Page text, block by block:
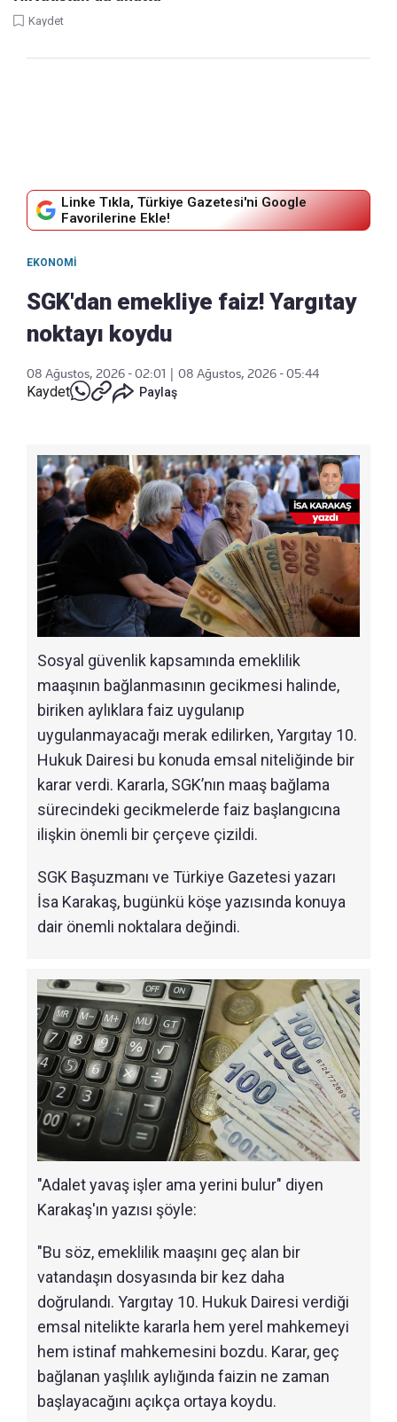
Kaydet
Linke Tıkla, Türkiye Gazetesi'ni Google
Favorilerine Ekle!
EKONOMI
SGK'dan emekliye faiz! Yargıtay
noktayı koydu
08 Ağustos, 2026 - 02:01 08 Ağustos, 2026 - 05:44
Kaydet Paylaş
Sosyal güvenlik kapsamında emeklilik
maaşının bağlanmasının gecikmesi halinde,
biriken aylıklara faiz uygulanıp
uygulanmayacağı merak edilirken, Yargıtay 10.
Hukuk Dairesi bu konuda emsal niteliğinde bir
karar verdi. Kararla, SGK’nın maaş bağlama
sürecindeki gecikmelerde faiz başlangıcına
ilişkin önemli bir çerçeve çizildi.
SGK Başuzmanı ve Türkiye Gazetesi yazarı
İsa Karakaş, bugünkü köşe yazısında konuya
dair önemli noktalara değindi.
"Adalet yavaş işler ama yerini bulur" diyen
Karakaş'ın yazısı şöyle:
"Bu söz, emeklilik maaşını geç alan bir
vatandaşın dosyasında bir kez daha
doğrulandı. Yargıtay 10. Hukuk Dairesi verdiği
emsal nitelikte kararla hem yerel mahkemeyi
hem istinaf mahkemesini bozdu. Karar, geç
bağlanan yaşlılık aylığında faizin ne zaman
başlayacağını açıkça ortaya koydu.